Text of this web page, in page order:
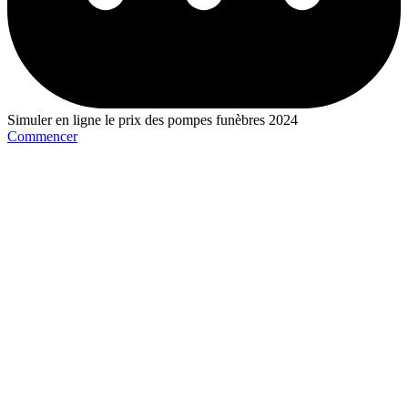
Simuler en ligne le prix des pompes funèbres 2024
Commencer